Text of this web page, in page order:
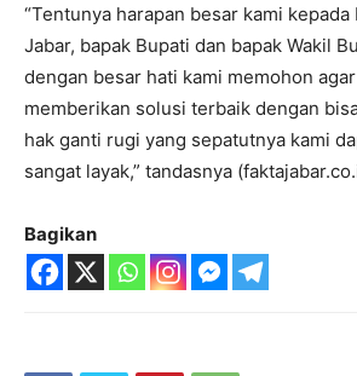
“Tentunya harapan besar kami
Jabar, bapak Bupati dan bapak Wakil
dengan besar hati kami memohon
memberikan solusi terbaik dengan
hak ganti rugi yang sepatutnya kami
sangat layak,” tandasnya
Bagikan